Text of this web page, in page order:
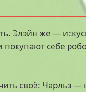
Элэйн же —
себе
своё: Чарльз